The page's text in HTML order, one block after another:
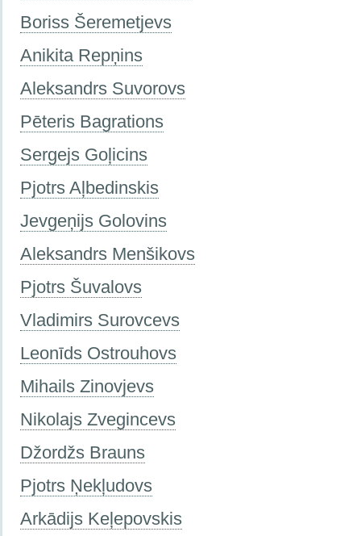
Boriss Šeremetjevs
Anikita Repņins
Aleksandrs Suvorovs
Pēteris Bagrations
Sergejs Goļicins
Pjotrs Aļbedinskis
Jevgeņijs Golovins
Aleksandrs Menšikovs
Pjotrs Šuvalovs
Vladimirs Surovcevs
Leonīds Ostrouhovs
Mihails Zinovjevs
Nikolajs Zvegincevs
Džordžs Brauns
Pjotrs Ņekļudovs
Arkādijs Keļepovskis